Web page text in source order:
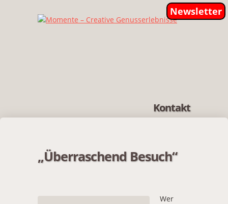
Newsletter
Kontakt
„Überraschend Besuch“
Wer